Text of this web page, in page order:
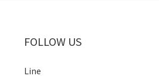
FOLLOW US
Line